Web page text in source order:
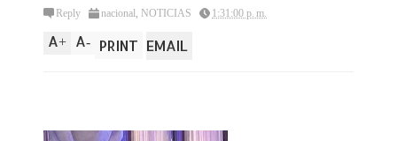
Reply nacional, NOTICIAS 1:31:00 p. m.
A+ A- PRINT EMAIL